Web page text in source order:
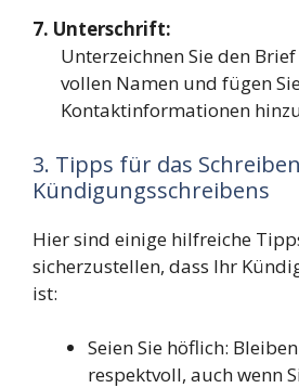
7. Unterschrift:
Unterzeichnen Sie den
vollen Namen und fügen
Kontaktinformationen
3. Tipps für das
Kündigungsschreibens
Hier sind einige hilfreiche
sicherzustellen, dass Ihr
ist:
Seien Sie höflich:
respektvoll, auch wenn